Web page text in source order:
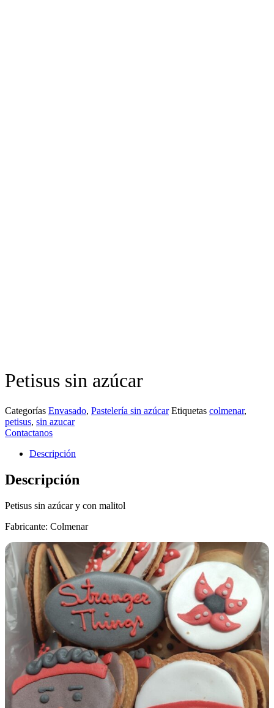
Petisus sin azúcar
Categorías Envasado, Pastelería sin azúcar Etiquetas colmenar,
petisus, sin azucar
Contactanos
Descripción
Descripción
Petisus sin azúcar y con malitol
Fabricante: Colmenar